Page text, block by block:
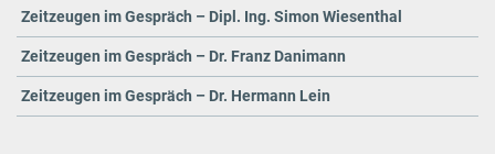
Zeitzeugen im Gespräch – Dipl. Ing. Simon Wiesenthal
Zeitzeugen im Gespräch – Dr. Franz Danimann
Zeitzeugen im Gespräch – Dr. Hermann Lein